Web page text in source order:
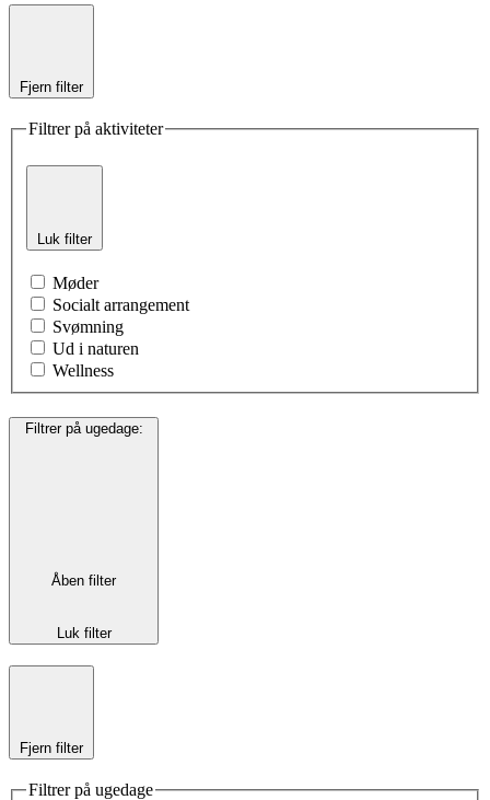
Fjern filter
Filtrer på aktiviteter
Luk filter
Møder
Socialt arrangement
Svømning
Ud i naturen
Wellness
Filtrer på ugedage:
Åben filter
Luk filter
Fjern filter
Filtrer på ugedage